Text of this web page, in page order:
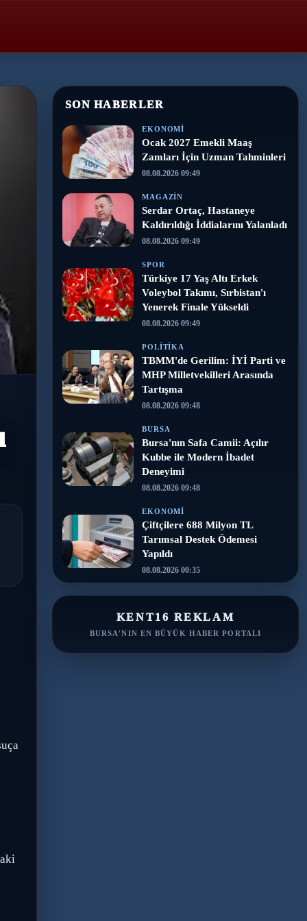
SON HABERLER
EKONOMI
Ocak 2027 Emekli Maaş
Zamları İçin Uzman Tahminleri
08.08.2026 09:49
MAGAZIN
Serdar Ortaç, Hastaneye
Kaldırıldığı İddialarını Yalanladı
08.08.2026 09:49
SPOR
Türkiye 17 Yaş Altı Erkek
Voleybol Takımı, Sırbistan'ı
Yenerek Finale Yükseldi
08.08.2026 09:49
POLITIKA
TBMM'de Gerilim: İYİ Parti ve
MHP Milletvekilleri Arasında
Tartışma
08.08.2026 09:48
BURSA
Bursa'nın Safa Camii: Açılır
Kubbe ile Modern İbadet
Deneyimi
08.08.2026 09:48
EKONOMI
Çiftçilere 688 Milyon TL
Tarımsal Destek Ödemesi
Yapıldı
08.08.2026 00:35
KENT16 REKLAM
BURSA'NIN EN BÜYÜK HABER PORTALI